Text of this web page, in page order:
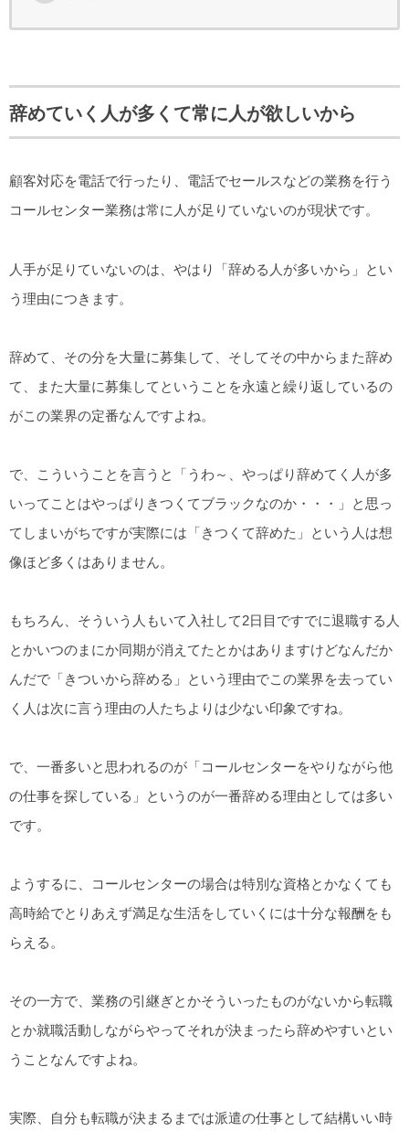
辞めていく人が多くて常に人が欲しいから
顧客対応を電話で行ったり、電話でセールスなどの業務を行う
コールセンター業務は常に人が足りていないのが現状です。
人手が足りていないのは、やはり「辞める人が多いから」とい
う理由につきます。
辞めて、その分を大量に募集して、そしてその中からまた辞め
て、また大量に募集してということを永遠と繰り返しているの
がこの業界の定番なんですよね。
で、こういうことを言うと「うわ～、やっぱり辞めてく人が多
いってことはやっぱりきつくてブラックなのか・・・」と思っ
てしまいがちですが実際には「きつくて辞めた」という人は想
像ほど多くはありません。
もちろん、そういう人もいて入社して2日目ですでに退職する人
とかいつのまにか同期が消えてたとかはありますけどなんだか
んだで「きついから辞める」という理由でこの業界を去ってい
く人は次に言う理由の人たちよりは少ない印象ですね。
で、一番多いと思われるのが「コールセンターをやりながら他
の仕事を探している」というのが一番辞める理由としては多い
です。
ようするに、コールセンターの場合は特別な資格とかなくても
高時給でとりあえず満足な生活をしていくには十分な報酬をも
らえる。
その一方で、業務の引継ぎとかそういったものがないから転職
とか就職活動しながらやってそれが決まったら辞めやすいとい
うことなんですよね。
実際、自分も転職が決まるまでは派遣の仕事として結構いい時